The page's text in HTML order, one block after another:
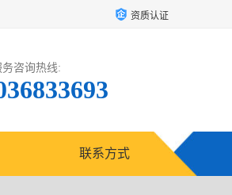
资质认证
咨询热线:
联系方式